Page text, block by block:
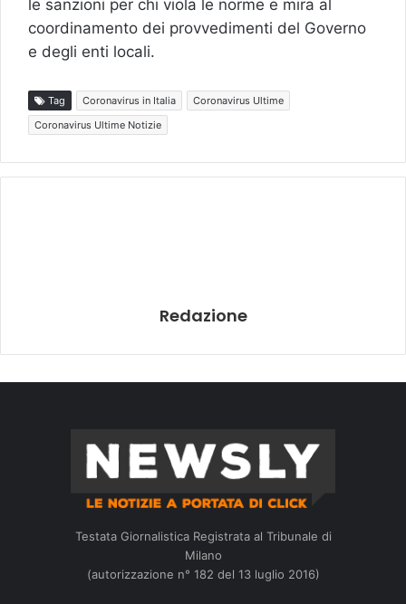
le sanzioni per chi viola le norme e mira al
coordinamento dei provvedimenti del Governo
e degli enti locali.
Tag Coronavirus in Italia
Coronavirus Ultime
Coronavirus Ultime Notizie
Redazione
Testata Giornalistica Registrata al Tribunale di
Milano
(autorizzazione n° 182 del 13 luglio 2016)